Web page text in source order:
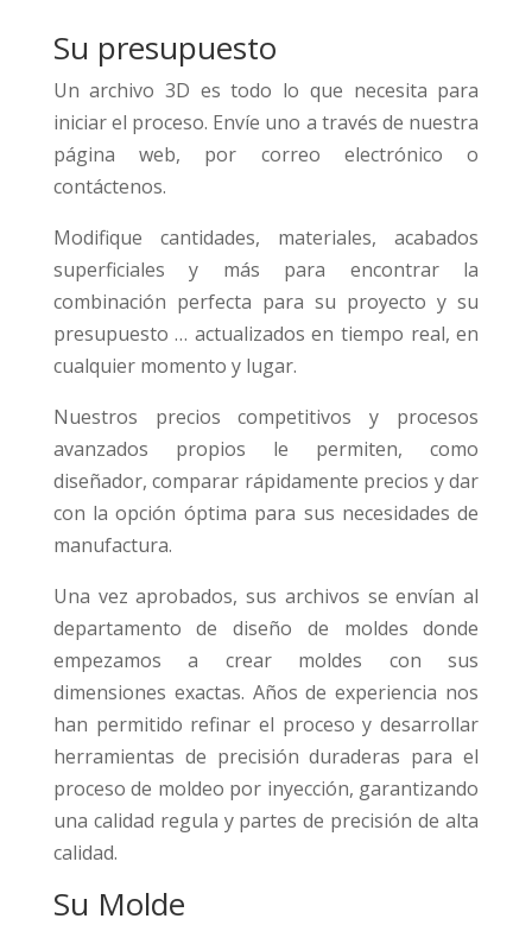
Su presupuesto
Un archivo 3D es todo lo que necesita para
iniciar el proceso. Envíe uno a través de nuestra
página web, por correo electrónico o
contáctenos.
Modifique cantidades, materiales, acabados
superficiales y más para encontrar la
combinación perfecta para su proyecto y su
presupuesto … actualizados en tiempo real, en
cualquier momento y lugar.
Nuestros precios competitivos y procesos
avanzados propios le permiten, como
diseñador, comparar rápidamente precios y dar
con la opción óptima para sus necesidades de
manufactura.
Una vez aprobados, sus archivos se envían al
departamento de diseño de moldes donde
empezamos a crear moldes con sus
dimensiones exactas. Años de experiencia nos
han permitido refinar el proceso y desarrollar
herramientas de precisión duraderas para el
proceso de moldeo por inyección, garantizando
una calidad regula y partes de precisión de alta
calidad.
Su Molde